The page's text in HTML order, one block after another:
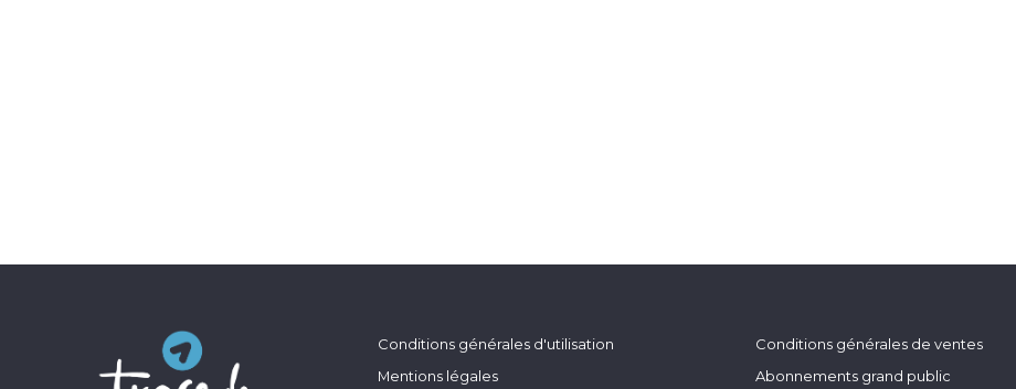
Conditions générales d'utilisation
Mentions légales
Conditions générales de ventes
Abonnements grand public